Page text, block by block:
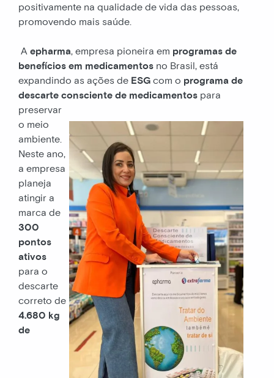
positivamente na qualidade de vida das pessoas,
promovendo mais saúde.
A epharma, empresa pioneira em programas de
benefícios em medicamentos no Brasil, está
expandindo as ações de ESG com o programa de
descarte consciente de medicamentos para
preservar
o meio
ambiente.
Neste ano,
a empresa
planeja
atingir a
marca de
300
pontos
ativos
para o
descarte
correto de
4.680 kg
de